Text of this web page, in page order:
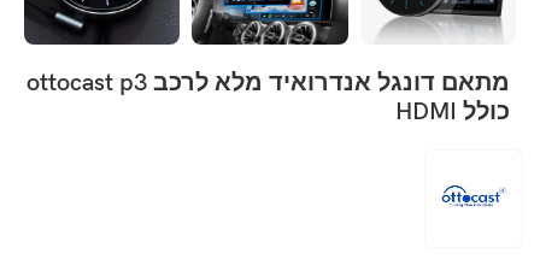
מתאם דונגל אנדרואיד מלא לרכב ottocast p3
כולל HDMI